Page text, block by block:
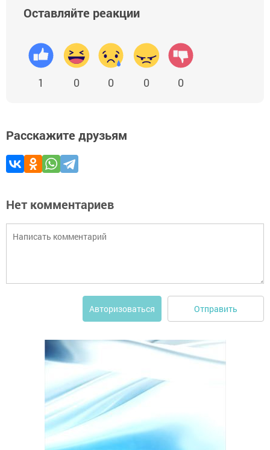
Оставляйте реакции
1 0 0 0 0
Расскажите друзьям
Нет комментариев
Авторизоваться Отправить